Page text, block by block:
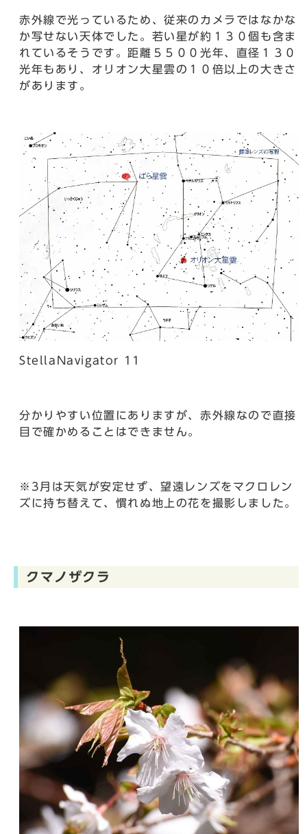
赤外線で光っているため、従来のカメラではなかな
か写せない天体でした。若い星が約１３０個も含ま
れているそうです。距離５５００光年、直径１３０
光年もあり、オリオン大星雲の１０倍以上の大きさ
があります。
StellaNavigator 11
分かりやすい位置にありますが、赤外線なので直接
目で確かめることはできません。
※3月は天気が安定せず、望遠レンズをマクロレン
ズに持ち替えて、慣れぬ地上の花を撮影しました。
クマノザクラ